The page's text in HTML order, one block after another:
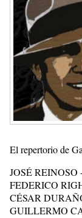
El repertorio de
JOSÉ REINOSO
FEDERICO
CÉSAR
GUILLERMO